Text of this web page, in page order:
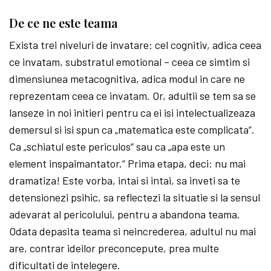
De ce ne este teama
Exista trei niveluri de invatare: cel cog­nitiv, adica ceea
ce invatam, sub­stratul emotional – ceea ce sim­tim si
dimensiunea metacognitiva, adica modul in care ne
reprezentam ceea ce invatam. Or, adultii se tem sa se
lanseze in noi initieri pentru ca ei isi intelectualizeaza
demersul si isi spun ca „matematica este complicata“.
Ca „schiatul este periculos“ sau ca „apa este un
element in­spai­man­­tator.“ Prima etapa, deci: nu mai
dramatiza! Este vorba, intai si intai, sa inveti sa te
detensionezi psihic, sa reflectezi la situatie si la sensul
ade­varat al pericolului, pentru a abandona teama.
Odata depasita teama si neincrederea, adultul nu mai
are, contrar ideilor preconcepute, prea multe
dificultati de intelegere.